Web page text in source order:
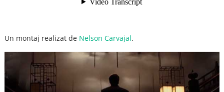
Un montaj realizat de Nelson Carvajal.